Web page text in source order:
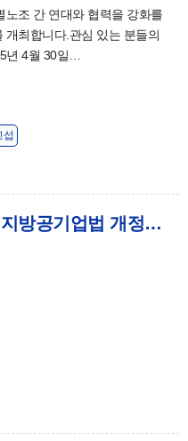
노조 간 연대와 협력을 강화를
최합니다.관심 있는 분들의
년 4월 30일…
섭
[2025 공동기획 노동포럼] 지방공기업법 개정을 통한 한국형 노동이사제 운영 활성화 방안 & 자료집